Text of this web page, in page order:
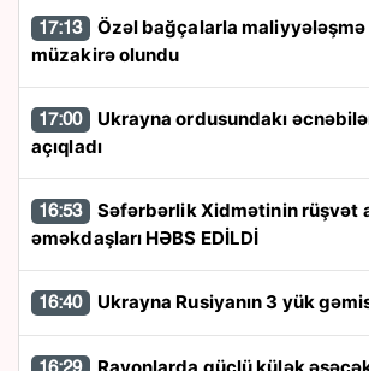
17:13
müzakirə olundu
17:00
açıqladı
16:53
əməkdaşları HƏBS EDİLDİ
16:40 Ukrayna Rusiyanın 3 yük